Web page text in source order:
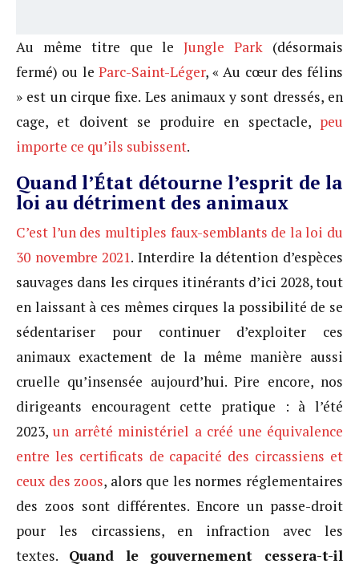
Au même titre que leJungle Park (désormais
fermé) ou le Parc-Saint-Léger, « Au cœur des félins
» est un cirque fixe. Les animaux y sont dressés, en
cage, et doivent se produire en spectacle, peu
importe ce qu’ils subissent.
Quand l’État détourne l’esprit de la
loi au détriment des animaux
C’est l’un des multiples faux-semblants de la loi du
30 novembre 2021. Interdire la détention d’espèces
sauvages dans les cirques itinérants d’ici 2028, tout
en laissant à ces mêmes cirques la possibilité de se
sédentariser pour continuer d’exploiter ces
animaux exactement de la même manière aussi
cruelle qu’insensée aujourd’hui. Pire encore, nos
dirigeants encouragent cette pratique : à l’été
2023, un arrêté ministériel a créé une équivalence
entre les certificats de capacité des circassiens et
ceux des zoos, alors que les normes réglementaires
des zoos sont différentes. Encore un passe-droit
pour les circassiens, en infraction avec les
textes. Quand le gouvernement cessera-t-il